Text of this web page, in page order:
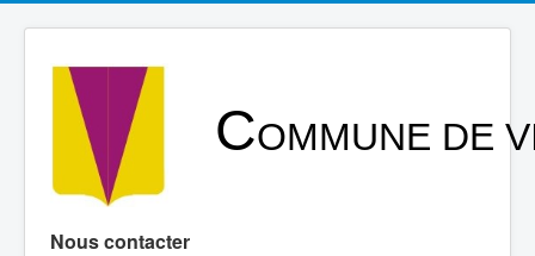
COMMUNE DE
Nous contacter